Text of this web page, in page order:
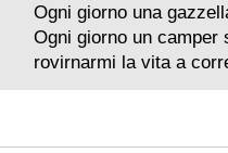
Ogni giorno una
Ogni giorno un
rovirnarmi la vita a